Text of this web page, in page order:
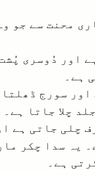
محنت سے جو
اور دُوسری
ہے۔
اور سورج
چلا جاتا ہے۔
چلی جاتی ہے
یہ سدا چکر
ہے۔